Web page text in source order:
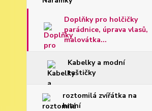
Doplňky pro holčičky
parádnice, úprava vlasů,
malovátka...
Kabelky a modní
taštičky
roztomilá zvířátka na
hraní